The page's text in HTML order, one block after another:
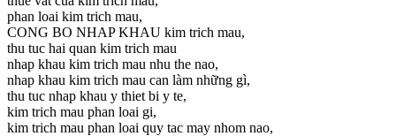
phan loai kim trich mau,
CONG BO NHAP KHAU kim trich mau,
thu tuc hai quan kim trich mau
nhap khau kim trich mau nhu the nao,
nhap khau kim trich mau can làm những gì,
thu tuc nhap khau y thiet bi y te,
kim trich mau phan loai gi,
kim trich mau phan loai quy tac may nhom nao,